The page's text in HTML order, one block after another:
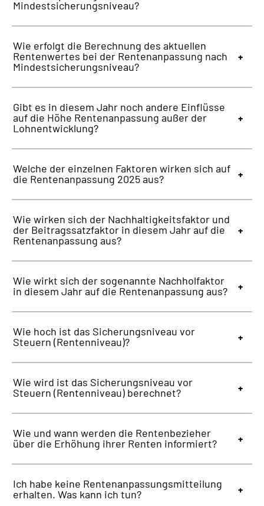
Mindestsicherungsniveau?
Wie erfolgt die Berechnung des aktuellen
Rentenwertes bei der Rentenanpassung nach
Mindestsicherungsniveau?
Gibt es in diesem Jahr noch andere Einflüsse
auf die Höhe Rentenanpassung außer der
Lohnentwicklung?
Welche der einzelnen Faktoren wirken sich auf
die Rentenanpassung 2025 aus?
Wie wirken sich der Nachhaltigkeitsfaktor und
der Beitragssatzfaktor in diesem Jahr auf die
Rentenanpassung aus?
Wie wirkt sich der sogenannte Nachholfaktor
in diesem Jahr auf die Rentenanpassung aus?
Wie hoch ist das Sicherungsniveau vor
Steuern (Rentenniveau)?
Wie wird ist das Sicherungsniveau vor
Steuern (Rentenniveau) berechnet?
Wie und wann werden die Rentenbezieher
über die Erhöhung ihrer Renten informiert?
Ich habe keine Rentenanpassungsmitteilung
erhalten. Was kann ich tun?